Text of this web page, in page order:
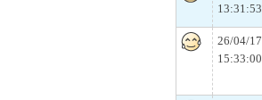
13:31:53
26/04/17
15:33:00